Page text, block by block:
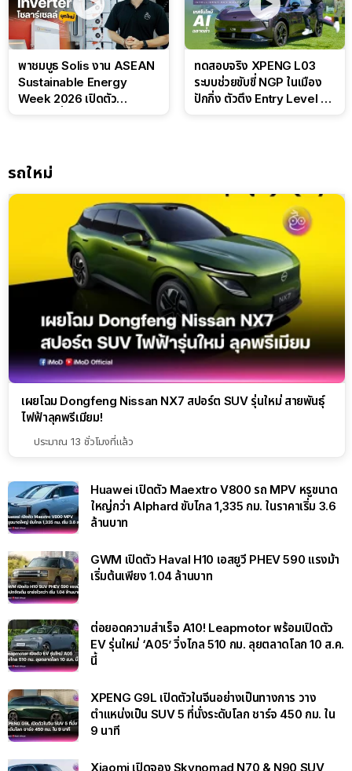
พาชมบูธ Solis งาน ASEAN
Sustainable Energy
Week 2026 เปิดตัว
ทดสอบจริง XPENG L03
ระบบช่วยขับขี่ NGP ในเมือง
ปักกิ่ง ตัวตึง Entry Level ที่
รถใหม่
เผยโฉม Dongfeng Nissan NX7 สปอร์ต SUV รุ่นใหม่ สายพันธุ์
ไฟฟ้าลุคพรีเมียม!
ประมาณ 13 ชั่วโมงที่แล้ว
Huawei เปิดตัว Maextro V800 รถ MPV หรูขนาด
ใหญ่กว่า Alphard ขับไกล 1,335 กม. ในราคาเริ่ม 3.6
ล้านบาท
GWM เปิดตัว Haval H10 เอสยูวี PHEV 590 แรงม้า
เริ่มต้นเพียง 1.04 ล้านบาท
ต่อยอดความสำเร็จ A10! Leapmotor พร้อมเปิดตัว
EV รุ่นใหม่ ‘A05’ วิ่งไกล 510 กม. ลุยตลาดโลก 10 ส.ค.
นี้
XPENG G9L เปิดตัวในจีนอย่างเป็นทางการ วาง
ตำแหน่งเป็น SUV 5 ที่นั่งระดับโลก ชาร์จ 450 กม. ใน
9 นาที
Xiaomi เปิดจอง Skynomad N70 & N90 SUV